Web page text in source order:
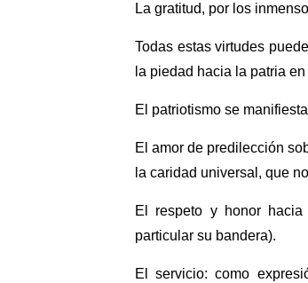
La gratitud, por los
Todas estas virtudes
la piedad hacia la patria
El patriotismo se
El amor de predilección
la caridad universal, que
El respeto y honor
particular su bandera).
El servicio: como